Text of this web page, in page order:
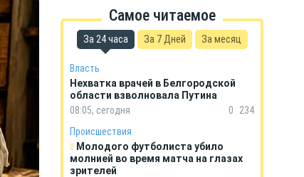
Самое читаемое
За 24 часа За 7 Дней За месяц
Власть
Нехватка врачей в Белгородской
области взволновала Путина
08:05, сегодня
0
234
Происшествия
Молодого футболиста убило
молнией во время матча на глазах
зрителей